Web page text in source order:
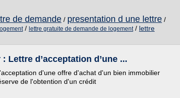
de demande / presentation d une lettre /
/ lettre gratuite de demande de logement/ lettre
d’acceptation d’une ...
d'une offre d'achat d'un bien immobilier
de l'obtention d'un crédit